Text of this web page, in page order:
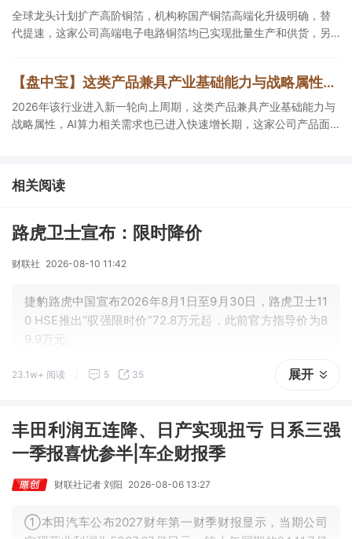
全球龙头计划扩产高阶铜箔，机构称国产铜箔高端化升级明确，替
代提速，这家公司高端电子电路铜箔均已实现批量生产和供货，另
【盘中宝】这类产品兼具产业基础能力与战略属性，AI算力相关需求也已进入快速增长期，这家公司产品面向下游多个关键应用领域
2026年该行业进入新一轮向上周期，这类产品兼具产业基础能力与
战略属性，AI算力相关需求也已进入快速增长期，这家公司产品面
相关阅读
路虎卫士宣布：限时降价
财联社 2026-08-10 11:42
捷豹路虎中国宣布2026年8月1日至9月30日，路虎卫士11
0 HSE推出“驭强限时价”72.8万元起，此前官方指导价为8
9.9万元。
23.1w+ 阅读 5 35 展开
丰田利润五连降、日产实现扭亏 日系三强
一季报喜忧参半|车企财报季
财联社记者 刘阳 2026-08-06 13:27
①本田汽车公布2027财年第一财季财报显示，当期公司